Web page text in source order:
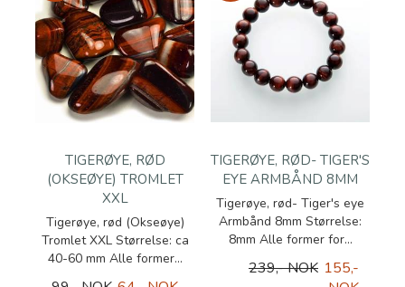
TIGERØYE, RØD
(OKSEØYE) TROMLET
XXL
Tigerøye, rød (Okseøye)
Tromlet XXL Størrelse: ca
40-60 mm Alle former...
TIGERØYE, RØD- TIGER'S
EYE ARMBÅND 8MM
Tigerøye, rød- Tiger's eye
Armbånd 8mm Størrelse:
8mm Alle former for...
239,- NOK 155,-